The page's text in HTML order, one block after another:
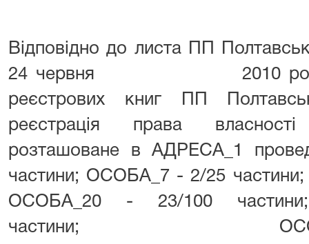
Відповідно до листа ПП
24 червня 2010 року
реєстрових книг ПП
реєстрація права
розташоване в АДРЕСА_1
частини; ОСОБА_7 - 2/25
ОСОБА_20 - 23/100
частини; ОСОБА_8 -